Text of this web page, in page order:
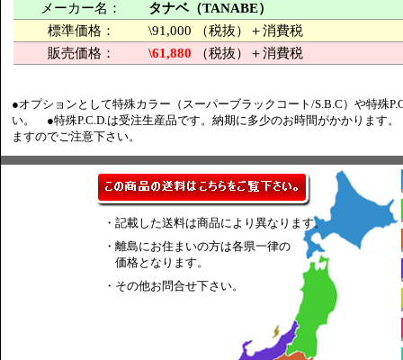
メーカー名：
タナベ（TANABE）
標準価格：
\91,000 （税抜）＋消費税
販売価格：
\61,880 （税抜）＋消費税
●オプションとして特殊カラー（スーパーブラックコート/S.B.C）や特殊
い。 ●特殊P.C.D.は受注生産品です。納期に多少のお時間がかかりま
ますのでご注意下さい。
・記載した送料は商品により異なります。
・離島にお住まいの方は各県一律の
価格となります。
・その他お問合せ下さい。